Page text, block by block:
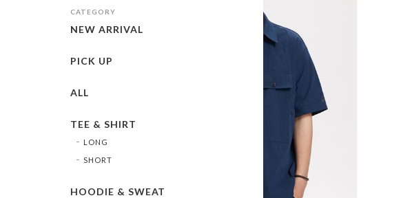
CATEGORY
NEW ARRIVAL
PICK UP
ALL
TEE & SHIRT
LONG
SHORT
HOODIE & SWEAT